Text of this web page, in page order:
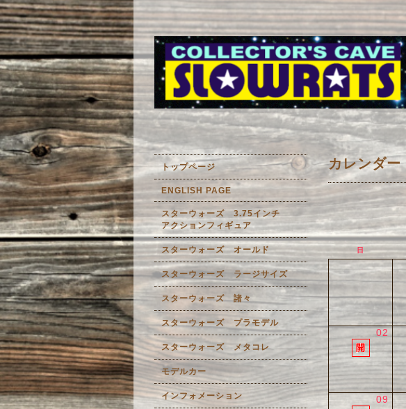
カレンダー
日
02
09
トップページ
ENGLISH PAGE
スターウォーズ 3.75インチ
アクションフィギュア
スターウォーズ オールド
スターウォーズ ラージサイズ
スターウォーズ 諸々
スターウォーズ プラモデル
スターウォーズ メタコレ
モデルカー
インフォメーション